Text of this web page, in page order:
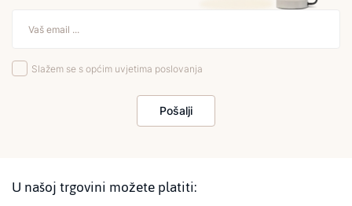
Slažem se s općim uvjetima poslovanja
Pošalji
U našoj trgovini možete platiti: